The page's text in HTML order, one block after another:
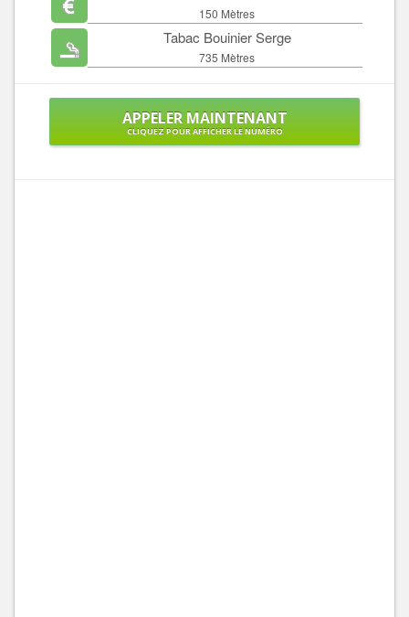
150 Mètres
Tabac Bouinier Serge
735 Mètres
APPELER MAINTENANT
CLIQUEZ POUR AFFICHER LE NUMÉRO